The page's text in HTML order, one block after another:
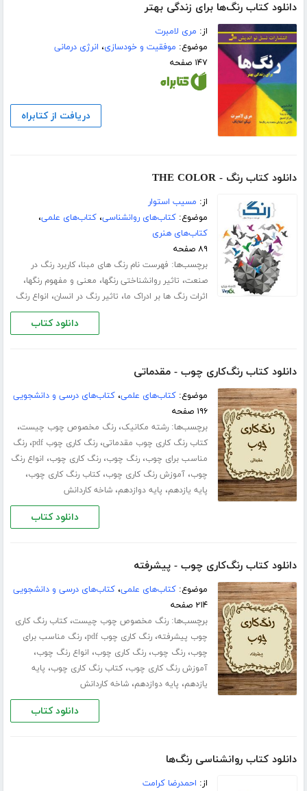
دانلود کتاب رنگ‌ها برای زندگی بهتر
از: مری لامبرت
موضوع: موفقیت و خودسازی، انرژی درمانی
۱۴۷ صفحه
دریافت از کتابراه
دانلود کتاب رنگ - THE COLOR
از: مسیب استوار
موضوع:کتاب‌های روانشناسی،کتاب‌های علمی،
کتاب‌های هنری
۸۹ صفحه
برچسب‌ها: فهرست نام رنگ های مبنا،کاربرد رنگ در
صنعت، تاثیر روانشناختی رنگها، معنی و مفهوم رنگها،
اثرات رنگ ها بر ادراک ما، تاثیر رنگ در انسان، انواع رنگ
دانلود کتاب
دانلود کتاب رنگ‌کاری چوب - مقدماتی
موضوع:کتاب‌های علمی،کتاب‌های درسی و دانشجویی
۱۹۶ صفحه
برچسب‌ها:رشته مکانیک،رنگ مخصوص چوب چیست،
کتاب رنگ کاری چوب مقدماتی،رنگ کاری چوب pdf ،رنگ
مناسب برای چوب،رنگ چوب،رنگ کاری چوب، انواع رنگ
چوب،آموزش رنگ کاری چوب،کتاب رنگ کاری چوب،
پایه یازدهم، پایه دوازدهم،شاخه کاردانش
دانلود کتاب
دانلود کتاب رنگ‌کاری چوب - پیشرفته
موضوع:کتاب‌های علمی،کتاب‌های درسی و دانشجویی
۲۱۴ صفحه
برچسب‌ها:رنگ مخصوص چوب چیست،کتاب رنگ کاری
چوب پیشرفته،رنگ کاری چوب pdf ،رنگ مناسب برای
چوب،رنگ چوب،رنگ کاری چوب، انواع رنگ چوب،
آموزش رنگ کاری چوب،کتاب رنگ کاری چوب، پایه
یازدهم، پایه دوازدهم،شاخه کاردانش
دانلود کتاب
دانلود کتاب روانشناسی رنگ‌ها
از: احمدرضا کرامت